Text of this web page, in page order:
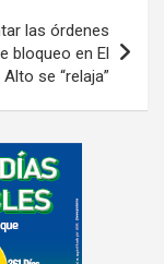
las órdenes
bloqueo en El
Alto se “relaja”